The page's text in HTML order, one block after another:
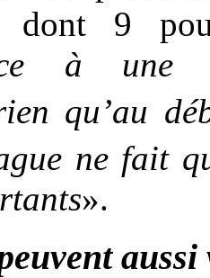
dont 9
à une
qu’au
ne fait
».